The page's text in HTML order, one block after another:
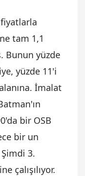
tam 1,1
Bunun yüzde
yüzde 11'i
İmalat
bir OSB
bir un
3.
çalışılıyor.